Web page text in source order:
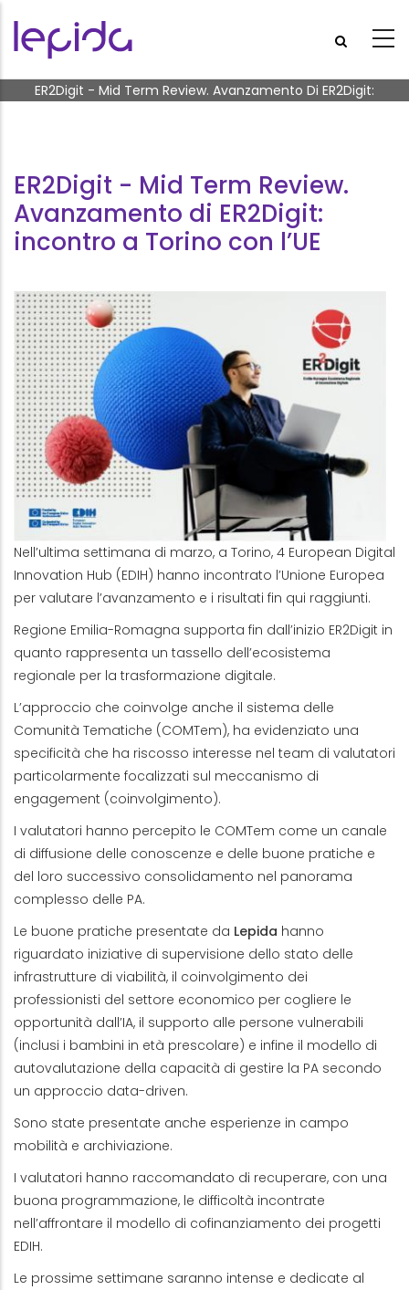
Briciole di pane
ER2Digit - Mid Term Review. Avanzamento Di ER2Digit:
ER2Digit - Mid Term Review.
Avanzamento di ER2Digit:
incontro a Torino con l’UE
Nell’ultima settimana di marzo, a Torino, 4 European Digital
Innovation Hub (EDIH) hanno incontrato l’Unione Europea
per valutare l’avanzamento e i risultati fin qui raggiunti.
Regione Emilia-Romagna supporta fin dall’inizio ER2Digit in
quanto rappresenta un tassello dell’ecosistema
regionale per la trasformazione digitale.
L’approccio che coinvolge anche il sistema delle
Comunità Tematiche (COMTem), ha evidenziato una
specificità che ha riscosso interesse nel team di valutatori
particolarmente focalizzati sul meccanismo di
engagement (coinvolgimento).
I valutatori hanno percepito le COMTem come un canale
di diffusione delle conoscenze e delle buone pratiche e
del loro successivo consolidamento nel panorama
complesso delle PA.
Le buone pratiche presentate da Lepida hanno
riguardato iniziative di supervisione dello stato delle
infrastrutture di viabilità, il coinvolgimento dei
professionisti del settore economico per cogliere le
opportunità dall’IA, il supporto alle persone vulnerabili
(inclusi i bambini in età prescolare) e infine il modello di
autovalutazione della capacità di gestire la PA secondo
un approccio data-driven.
Sono state presentate anche esperienze in campo
mobilità e archiviazione.
I valutatori hanno raccomandato di recuperare, con una
buona programmazione, le difficoltà incontrate
nell’affrontare il modello di cofinanziamento dei progetti
EDIH.
Le prossime settimane saranno intense e dedicate al